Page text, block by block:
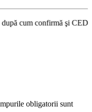
şi CEDO în cazul
obligatorii sunt